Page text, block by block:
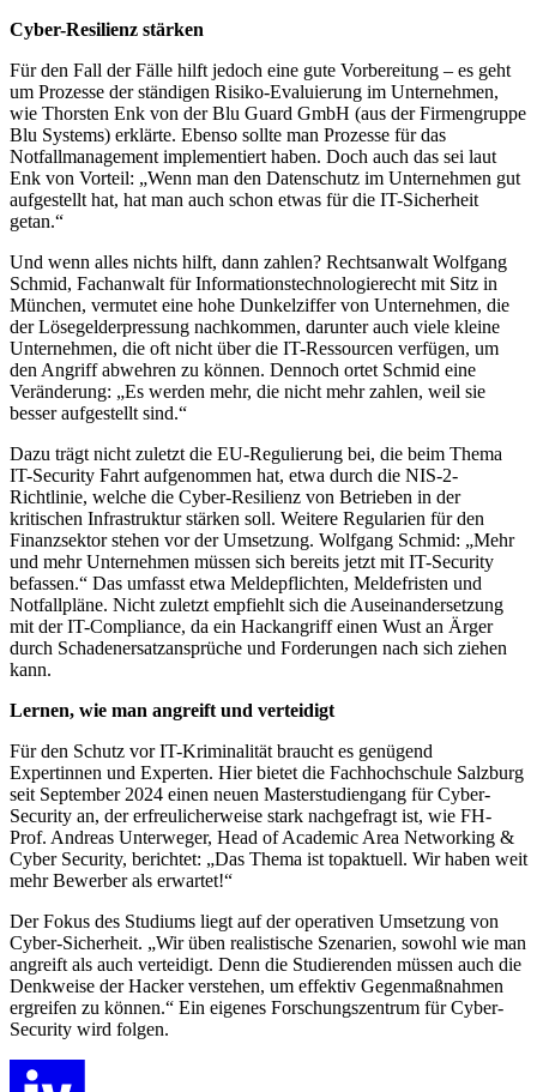
Cyber-Resilienz stärken
Für den Fall der Fälle hilft jedoch eine gute Vorbereitung – es geht
um Prozesse der ständigen Risiko-Evaluierung im Unternehmen,
wie Thorsten Enk von der Blu Guard GmbH (aus der Firmengruppe
Blu Systems) erklärte. Ebenso sollte man Prozesse für das
Notfallmanagement implementiert haben. Doch auch das sei laut
Enk von Vorteil: „Wenn man den Datenschutz im Unternehmen gut
aufgestellt hat, hat man auch schon etwas für die IT-Sicherheit
getan.“
Und wenn alles nichts hilft, dann zahlen? Rechtsanwalt Wolfgang
Schmid, Fachanwalt für Informationstechnologierecht mit Sitz in
München, vermutet eine hohe Dunkelziffer von Unternehmen, die
der Lösegelderpressung nachkommen, darunter auch viele kleine
Unternehmen, die oft nicht über die IT-Ressourcen verfügen, um
den Angriff abwehren zu können. Dennoch ortet Schmid eine
Veränderung: „Es werden mehr, die nicht mehr zahlen, weil sie
besser aufgestellt sind.“
Dazu trägt nicht zuletzt die EU-Regulierung bei, die beim Thema
IT-Security Fahrt aufgenommen hat, etwa durch die NIS-2-
Richtlinie, welche die Cyber-Resilienz von Betrieben in der
kritischen Infrastruktur stärken soll. Weitere Regularien für den
Finanzsektor stehen vor der Umsetzung. Wolfgang Schmid: „Mehr
und mehr Unternehmen müssen sich bereits jetzt mit IT-Security
befassen.“ Das umfasst etwa Meldepflichten, Meldefristen und
Notfallpläne. Nicht zuletzt empfiehlt sich die Auseinandersetzung
mit der IT-Compliance, da ein Hackangriff einen Wust an Ärger
durch Schadenersatzansprüche und Forderungen nach sich ziehen
kann.
Lernen, wie man angreift und verteidigt
Für den Schutz vor IT-Kriminalität braucht es genügend
Expertinnen und Experten. Hier bietet die Fachhochschule Salzburg
seit September 2024 einen neuen Masterstudiengang für Cyber-
Security an, der erfreulicherweise stark nachgefragt ist, wie FH-
Prof. Andreas Unterweger, Head of Academic Area Networking &
Cyber Security, berichtet: „Das Thema ist topaktuell. Wir haben weit
mehr Bewerber als erwartet!“
Der Fokus des Studiums liegt auf der operativen Umsetzung von
Cyber-Sicherheit. „Wir üben realistische Szenarien, sowohl wie man
angreift als auch verteidigt. Denn die Studierenden müssen auch die
Denkweise der Hacker verstehen, um effektiv Gegenmaßnahmen
ergreifen zu können.“ Ein eigenes Forschungszentrum für Cyber-
Security wird folgen.